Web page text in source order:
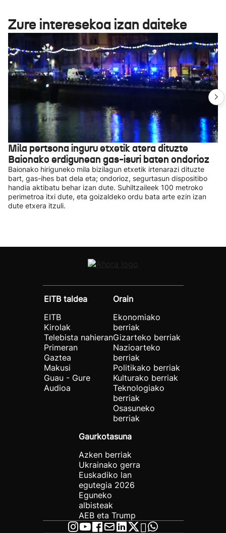
Zure interesekoa izan daiteke
Mila pertsona inguru etxetik atera dituzte
Baionako erdigunean gas-isuri baten ondorioz
Baionako hiriguneko mila bizilagun etxetik irtenarazi dituzte
bart, gas-ihes bat dela eta; ondorioz, segurtasun dispositibo
handia aktibatu behar izan dute. Suhiltzaileek 100 metroko
perimetroa itxi dute, eta goizaldeko ordu bata arte ezin izan
dute etxera itzuli.
EITB taldea
EITB
Kirolak
Telebista nahieran
Primeran
Gaztea
Makusi
Guau - Gure
Audioa
Orain
Ekonomiako
berriak
Gizarteko berriak
Nazioarteko
berriak
Politikako berriak
Kulturako berriak
Teknologiako
berriak
Osasuneko
berriak
Gaurkotasuna
Azken berriak
Ukrainako gerra
Euskadiko lan
egutegia 2026
Eguneko
albisteak
AEB eta Trump